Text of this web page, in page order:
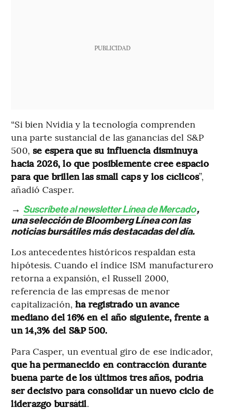
PUBLICIDAD
“Si bien Nvidia y la tecnología comprenden
una parte sustancial de las ganancias del S&P
500, se espera que su influencia disminuya
hacia 2026, lo que posiblemente cree espacio
para que brillen las small caps y los cíclicos”,
añadió Casper.
→ Suscríbete al newsletter Línea de Mercado,
una selección de Bloomberg Línea con las
noticias bursátiles más destacadas del día.
Los antecedentes históricos respaldan esta
hipótesis. Cuando el índice ISM manufacturero
retorna a expansión, el Russell 2000,
referencia de las empresas de menor
capitalización, ha registrado un avance
mediano del 16% en el año siguiente, frente a
un 14,3% del S&P 500.
Para Casper, un eventual giro de ese indicador,
que ha permanecido en contracción durante
buena parte de los últimos tres años, podría
ser decisivo para consolidar un nuevo ciclo de
liderazgo bursátil.